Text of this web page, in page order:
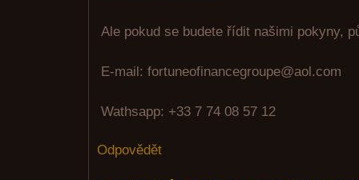
Ale pokud se budete řídit našimi pokyny,
E-mail: fortuneofinancegroupe@aol.com
Wathsapp: +33 7 74 08 57 12
Odpovědět